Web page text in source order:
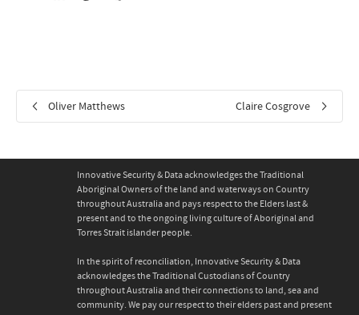
Oliver Matthews Claire Cosgrove
Innovative Security & Data acknowledges the Traditional
Aboriginal Owners of the land and waterways on Country
throughout Australia and pays respect to the Elders last &
present and to the ongoing living culture of Aboriginal and
Torres Strait islander people.
In the spirit of reconciliation, Innovative Security & Data
acknowledges the Traditional Custodians of Country
throughout Australia and their connections to land, sea and
community. We pay our respect to their elders past and present